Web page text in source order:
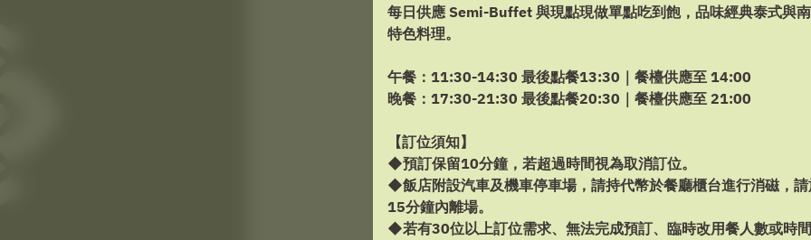
8月8日 (土)
予約を続ける
每日供應 Semi-Buffet 與現點現做單點吃到飽，品味經典泰式與
特色料理。
午餐：11:30-14:30 最後點餐13:30｜餐檯供應至 14:00
晚餐：17:30-21:30 最後點餐20:30｜餐檯供應至 21:00
【訂位須知】
◆預訂保留10分鐘，若超過時間視為取消訂位。
◆飯店附設汽車及機車停車場，請持代幣於餐廳櫃台進行消磁，
15分鐘內離場。
◆若有30位以上訂位需求、無法完成預訂、臨時改用餐人數或時